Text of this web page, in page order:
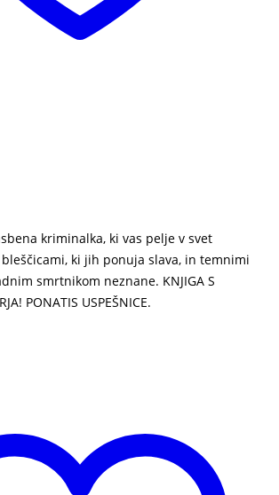
kriminalka, ki vas pelje v svet
ki jih ponuja slava, in temnimi
smrtnikom neznane. KNJIGA S
PONATIS USPEŠNICE.